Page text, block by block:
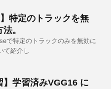
特定のトラックを無
。
で特定のトラックのみを無効に
て紹介し
】学習済みVGG16 に